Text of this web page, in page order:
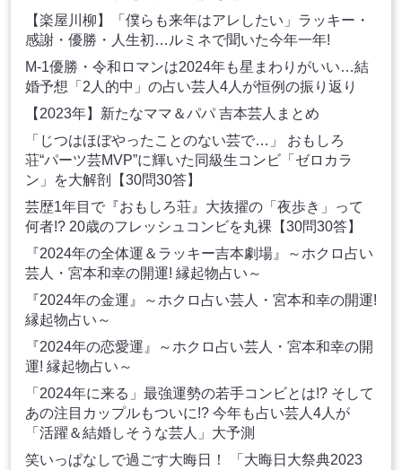
【楽屋川柳】「僕らも来年はアレしたい」ラッキー・
感謝・優勝・人生初…ルミネで聞いた今年一年!
M-1優勝・令和ロマンは2024年も星まわりがいい…結
婚予想「2人的中」の占い芸人4人が恒例の振り返り
【2023年】新たなママ＆パパ 吉本芸人まとめ
「じつはほぼやったことのない芸で…」 おもしろ
荘“パーツ芸MVP”に輝いた同級生コンビ「ゼロカラ
ン」を大解剖【30問30答】
芸歴1年目で『おもしろ荘』大抜擢の「夜歩き」って
何者!? 20歳のフレッシュコンビを丸裸【30問30答】
『2024年の全体運＆ラッキー吉本劇場』～ホクロ占い
芸人・宮本和幸の開運! 縁起物占い～
『2024年の金運』～ホクロ占い芸人・宮本和幸の開運!
縁起物占い～
『2024年の恋愛運』～ホクロ占い芸人・宮本和幸の開
運! 縁起物占い～
「2024年に来る」最強運勢の若手コンビとは!? そして
あの注目カップルもついに!? 今年も占い芸人4人が
「活躍＆結婚しそうな芸人」大予測
笑いっぱなしで過ごす大晦日！ 「大晦日大祭典2023